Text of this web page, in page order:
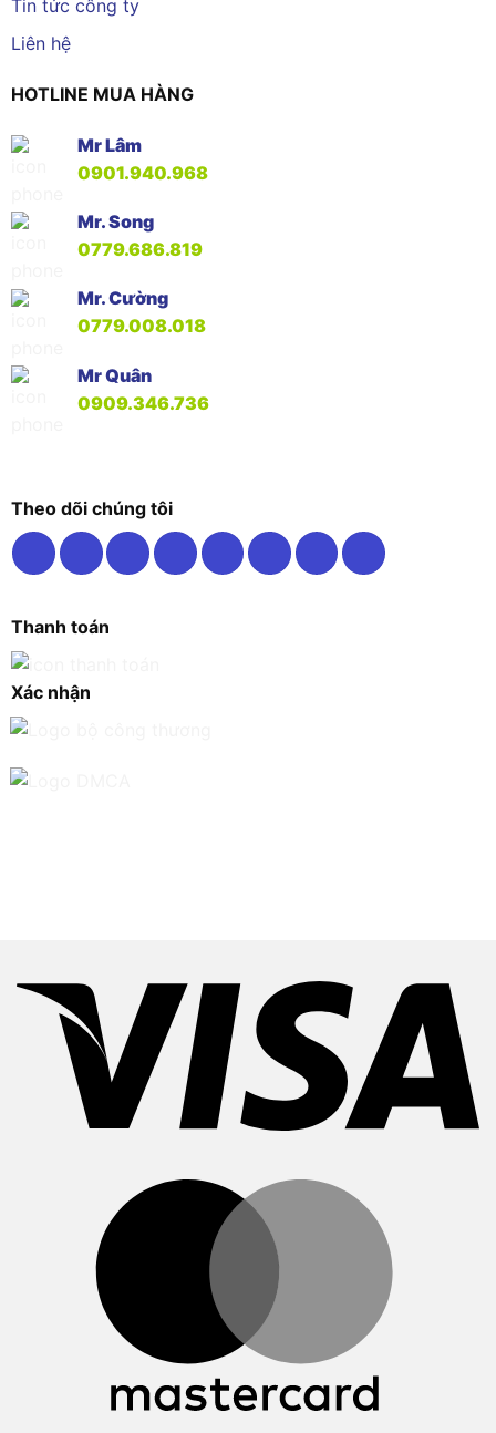
Tin tức công ty
Liên hệ
HOTLINE MUA HÀNG
Mr Lâm
0901.940.968
Mr. Song
0779.686.819
Mr. Cường
0779.008.018
Mr Quân
0909.346.736
Theo dõi chúng tôi
Thanh toán
Xác nhận